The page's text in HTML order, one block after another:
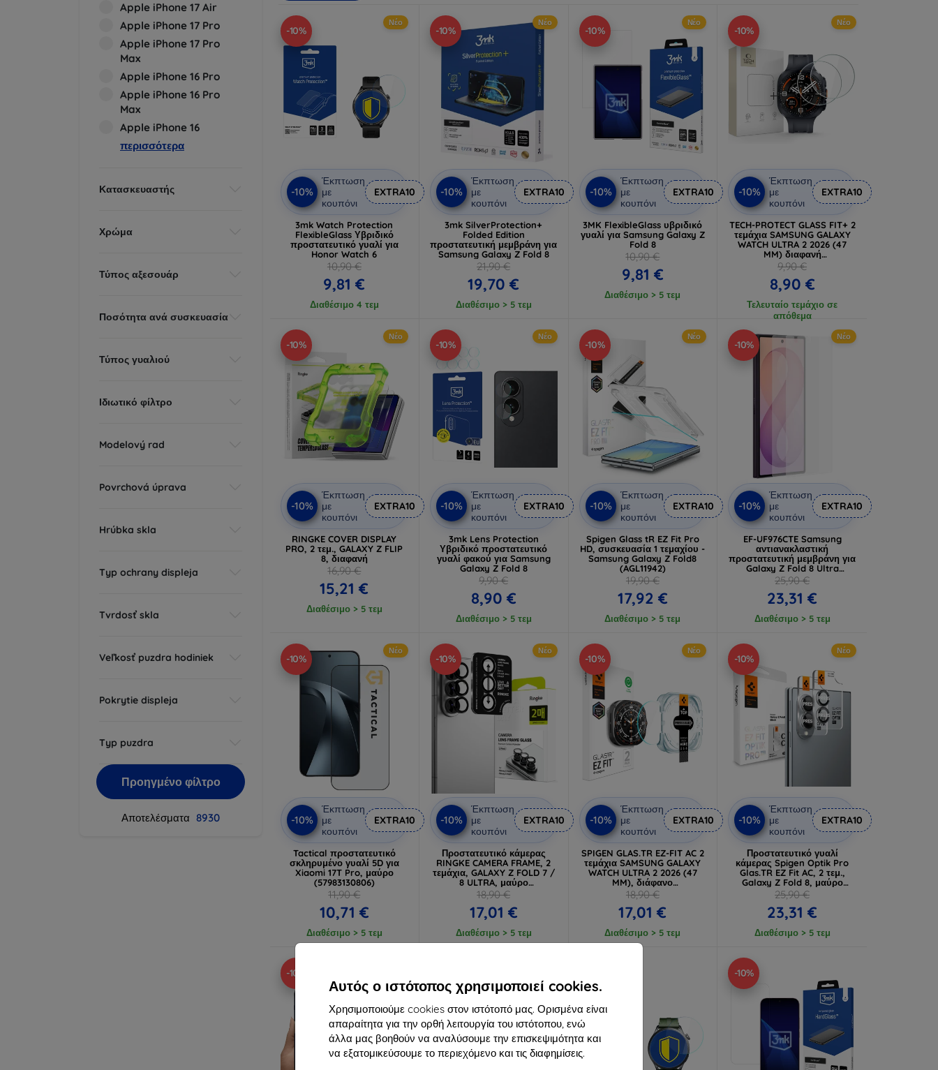
Αυτός ο ιστότοπος χρησιμοποιεί cookies.
Χρησιμοποιούμε cookies στον ιστότοπό μας. Ορισμένα είναι
απαραίτητα για την ορθή λειτουργία του ιστότοπου, ενώ
άλλα μας βοηθούν να αναλύσουμε την επισκεψιμότητα και
να εξατομικεύσουμε το περιεχόμενο και τις διαφημίσεις.
Apple iPhone 17 Air
Apple iPhone 17 Pro
Apple iPhone 17 Pro
Max
Apple iPhone 16 Pro
Apple iPhone 16 Pro
Max
Apple iPhone 16
περισσότερα
Κατασκευαστής
Χρώμα
Τύπος αξεσουάρ
Ποσότητα ανά συσκευασία
Τύπος γυαλιού
Ιδιωτικό φίλτρο
Modelový rad
Povrchová úprava
Hrúbka skla
Typ ochrany displeja
Tvrdosť skla
Veľkosť puzdra hodiniek
Pokrytie displeja
Typ puzdra
Προηγμένο φίλτρο
Αποτελέσματα 8930
-10%
Νέο
-10%
Έκπτωση
με
κουπόνι
EXTRA10
3mk Watch Protection
FlexibleGlass Υβριδικό
προστατευτικό γυαλί για
Honor Watch 6
10,90 €
9,81 €
Διαθέσιμο 4 τεμ
-10%
Νέο
-10%
Έκπτωση
με
κουπόνι
EXTRA10
3mk SilverProtection+
Folded Edition
προστατευτική μεμβράνη για
Samsung Galaxy Z Fold 8
21,90 €
19,70 €
Διαθέσιμο > 5 τεμ
-10%
Νέο
-10%
Έκπτωση
με
κουπόνι
EXTRA10
3MK FlexibleGlass υβριδικό
γυαλί για Samsung Galaxy Z
Fold 8
10,90 €
9,81 €
Διαθέσιμο > 5 τεμ
-10%
Νέο
-10%
Έκπτωση
με
κουπόνι
EXTRA10
TECH-PROTECT GLASS FIT+ 2
τεμάχια SAMSUNG GALAXY
WATCH ULTRA 2 2026 (47
MM) διαφανή
(5906302324668)
9,90 €
8,90 €
Τελευταίο τεμάχιο σε
απόθεμα
-10%
Νέο
-10%
Έκπτωση
με
κουπόνι
EXTRA10
RINGKE COVER DISPLAY
PRO, 2 τεμ., GALAXY Z FLIP
8, διαφανή
16,90 €
15,21 €
Διαθέσιμο > 5 τεμ
-10%
Νέο
-10%
Έκπτωση
με
κουπόνι
EXTRA10
3mk Lens Protection
Υβριδικό προστατευτικό
γυαλί φακού για Samsung
Galaxy Z Fold 8
9,90 €
8,90 €
Διαθέσιμο > 5 τεμ
-10%
Νέο
-10%
Έκπτωση
με
κουπόνι
EXTRA10
Spigen Glass tR EZ Fit Pro
HD, συσκευασία 1 τεμαχίου -
Samsung Galaxy Z Fold8
(AGL11942)
19,90 €
17,92 €
Διαθέσιμο > 5 τεμ
-10%
Νέο
-10%
Έκπτωση
με
κουπόνι
EXTRA10
EF-UF976CTE Samsung
αντιανακλαστική
προστατευτική μεμβράνη για
Galaxy Z Fold 8 Ultra
(57983131105)
25,90 €
23,31 €
Διαθέσιμο > 5 τεμ
-10%
Νέο
-10%
Έκπτωση
με
κουπόνι
EXTRA10
Tactical προστατευτικό
σκληρυμένο γυαλί 5D για
Xiaomi 17T Pro, μαύρο
(57983130806)
11,90 €
10,71 €
Διαθέσιμο > 5 τεμ
-10%
Νέο
-10%
Έκπτωση
με
κουπόνι
EXTRA10
Προστατευτικό κάμερας
RINGKE CAMERA FRAME, 2
τεμάχια, GALAXY Z FOLD 7 /
8 ULTRA, μαύρο
(8800380460638)
18,90 €
17,01 €
Διαθέσιμο > 5 τεμ
-10%
Νέο
-10%
Έκπτωση
με
κουπόνι
EXTRA10
SPIGEN GLAS.TR EZ-FIT AC 2
τεμάχια SAMSUNG GALAXY
WATCH ULTRA 2 2026 (47
MM), διάφανο
προστατευτικό γυαλί
18,90 €
17,01 €
Διαθέσιμο > 5 τεμ
-10%
Νέο
-10%
Έκπτωση
με
κουπόνι
EXTRA10
Προστατευτικό γυαλί
κάμερας Spigen Optik Pro
Glas.TR EZ Fit AC, 2 τεμ.,
Galaxy Z Fold 8, μαύρο
(AGL11944)
25,90 €
23,31 €
Διαθέσιμο > 5 τεμ
-10% -10%